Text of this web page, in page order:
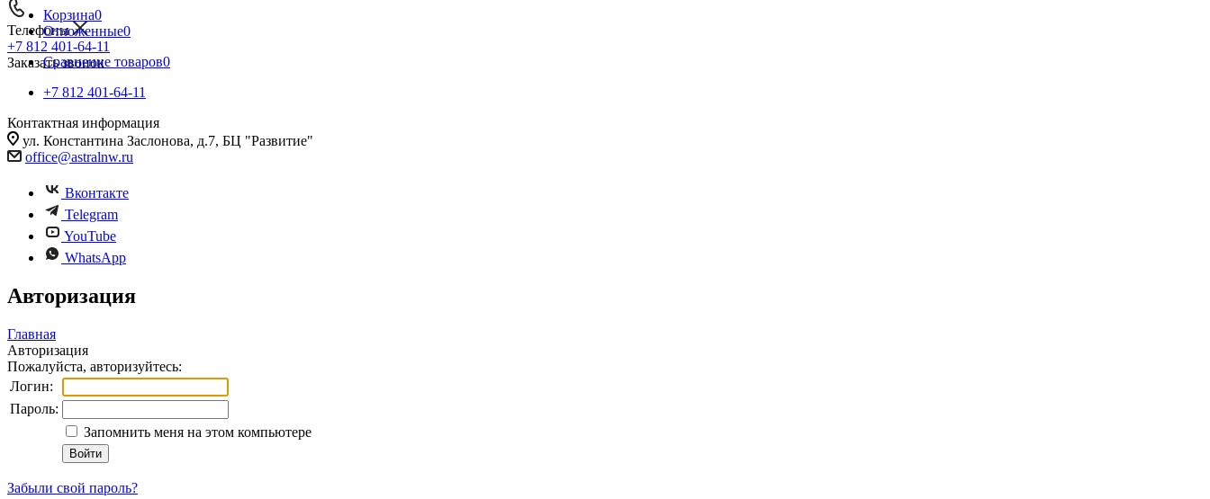
Телефоны
+7 812 401-64-11
Заказать звонок
Корзина0
Отложенные0
Сравнение товаров0
+7 812 401-64-11
Контактная информация
ул. Константина Заслонова, д.7, БЦ "Развитие"
office@astralnw.ru
Вконтакте
Telegram
YouTube
WhatsApp
Авторизация
Главная
Авторизация
Пожалуйста, авторизуйтесь:
Логин:
Пароль:
Запомнить меня на этом компьютере
Забыли свой пароль?